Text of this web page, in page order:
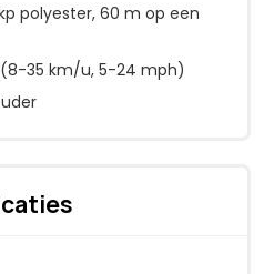
polyester, 60 m op een
35 km/u, 5-24 mph)